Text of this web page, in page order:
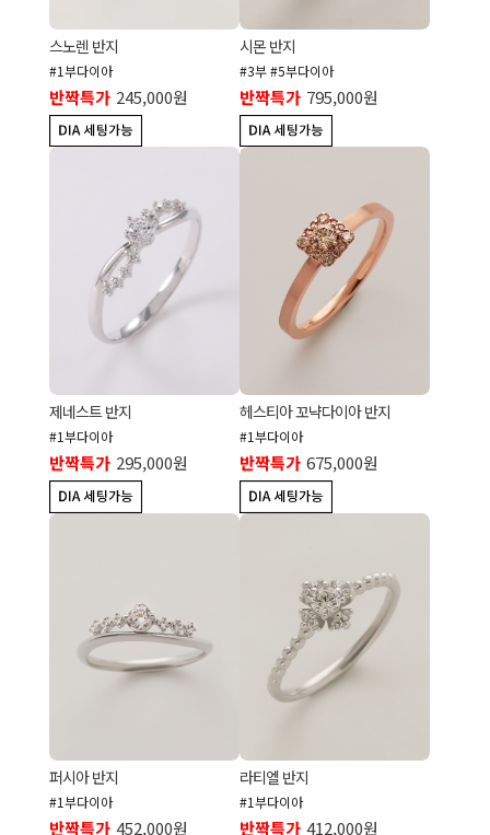
스노렌 반지
#1부다이아
반짝특가 245,000원
시몬 반지
#3부 #5부다이아
반짝특가 795,000원
제네스트 반지
#1부다이아
반짝특가 295,000원
헤스티아 꼬냑다이아 반지
#1부다이아
반짝특가 675,000원
퍼시아 반지
#1부다이아
반짝특가 452,000원
라티엘 반지
#1부다이아
반짝특가 412,000원